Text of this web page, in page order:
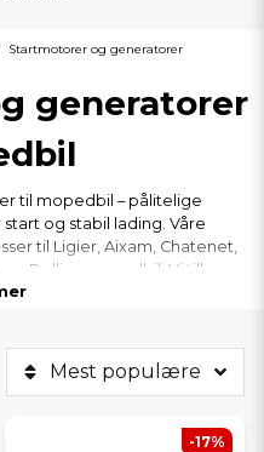
Startmotorer og generatorer
generatorer
til mopedbil – pålitelige
og stabil lading. Våre
til Ligier, Aixam, Chatenet,
og Bellier mopedbil. Vi tilbyr
kvalitet som tåler kravene ved
Mest populære
-17%